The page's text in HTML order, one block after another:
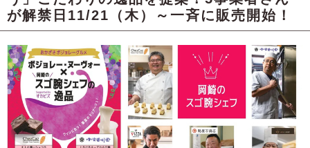
が解禁日11/21（木）～一斉に販売開始！